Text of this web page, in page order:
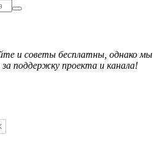
и советы бесплатны, однако мы
поддержку проекта и канала!